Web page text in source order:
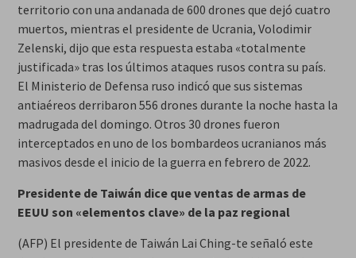
territorio con una andanada de 600 drones que dejó cuatro
muertos, mientras el presidente de Ucrania, Volodimir
Zelenski, dijo que esta respuesta estaba «totalmente
justificada» tras los últimos ataques rusos contra su país.
El Ministerio de Defensa ruso indicó que sus sistemas
antiaéreos derribaron 556 drones durante la noche hasta la
madrugada del domingo. Otros 30 drones fueron
interceptados en uno de los bombardeos ucranianos más
masivos desde el inicio de la guerra en febrero de 2022.
Presidente de Taiwán dice que ventas de armas de
EEUU son «elementos clave» de la paz regional
(AFP) El presidente de Taiwán Lai Ching-te señaló este